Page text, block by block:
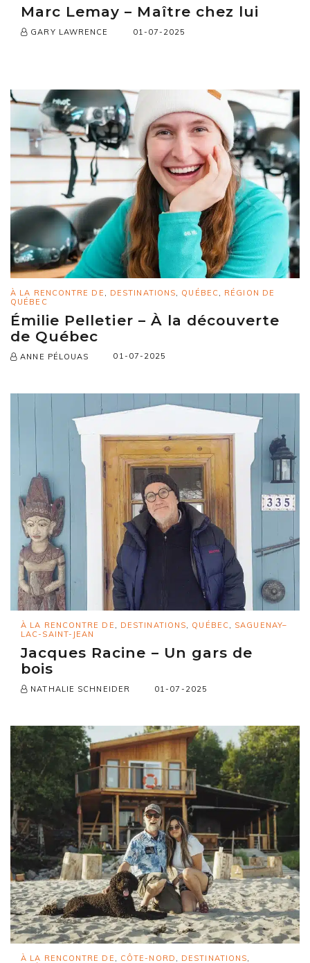
Marc Lemay – Maître chez lui
GARY LAWRENCE 01-07-2025
À LA RENCONTRE DE DESTINATIONS QUÉBEC
RÉGION DE
QUÉBEC
Émilie Pelletier – À la découverte
de Québec
ANNE PÉLOUAS 01-07-2025
À LA RENCONTRE DE , DESTINATIONS, QUÉBEC , SAGUENAY–
LAC-SAINT-JEAN
Jacques Racine – Un gars de
bois
NATHALIE SCHNEIDER 01-07-2025
À LA RENCONTRE DE CÔTE-NORD DESTINATIONS